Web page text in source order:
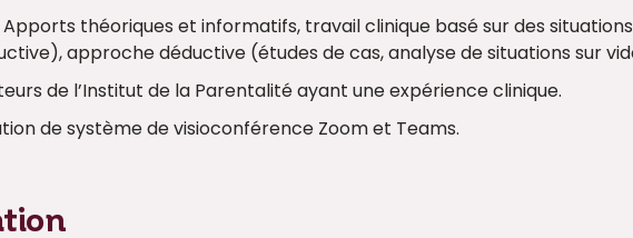
Apports théoriques et informatifs, travail clinique basé sur des
approche déductive (études de cas, analyse de situations sur
de l’Institut de la Parentalité ayant une expérience clinique.
de système de visioconférence Zoom et Teams.